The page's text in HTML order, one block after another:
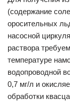
(содержание
оросительных
насосной
раствора
температуре
водопроводной
0,7 мг/л и
обработки